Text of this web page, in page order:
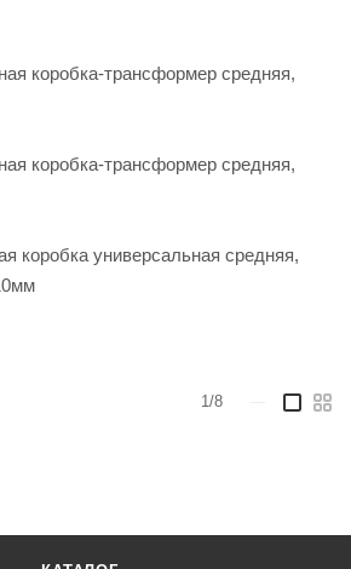
коробка-трансформер средняя,
коробка-трансформер средняя,
коробка универсальная средняя,
1/8